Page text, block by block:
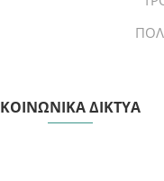
ΚΟΙΝΩΝΙΚΑ ΔΙΚΤΥΑ